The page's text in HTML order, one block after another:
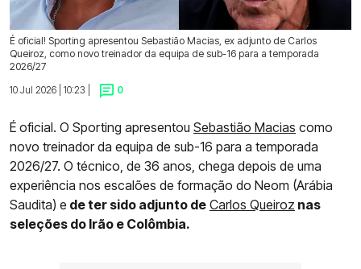
É oficial! Sporting apresentou Sebastião Macias, ex adjunto de Carlos
Queiroz, como novo treinador da equipa de sub-16 para a temporada
2026/27
10 Jul 2026 | 10:23 |
0
É oficial. O Sporting apresentou Sebastião Macias como
novo treinador da equipa de sub-16 para a temporada
2026/27. O técnico, de 36 anos, chega depois de uma
experiência nos escalões de formação do Neom (Arábia
Saudita) e de ter sido adjunto de Carlos Queiroz nas
seleções do Irão e Colômbia.